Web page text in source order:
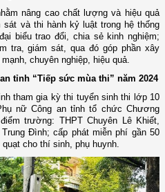
nâng cao chất lượng và hiệu quả
và thi hành kỷ luật trong hệ thống
biểu trao đổi, chia sẻ kinh nghiệm;
tra, giám sát, qua đó góp phần xây
chuyên nghiệp, hiệu quả.
tỉnh “Tiếp sức mùa thi” năm 2024
tham gia kỳ thi tuyển sinh thi lớp 10
nữ Công an tỉnh tổ chức Chương
trường: THPT Chuyên Lê Khiết,
Đình; cấp phát miễn phí gần 50
cho thí sinh, phụ huynh.